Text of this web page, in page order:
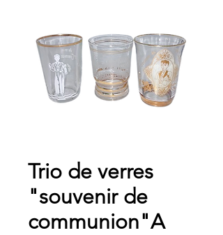
Trio de verres
"souvenir de
communion"A